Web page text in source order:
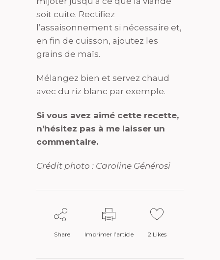
soit cuite. Rectifiez
l’assaisonnement si nécessaire et,
en fin de cuisson, ajoutez les
grains de maïs.
Mélangez bien et servez chaud
avec du riz blanc par exemple.
Si vous avez aimé cette recette,
n’hésitez pas à me laisser un
commentaire.
Crédit photo : Caroline Générosi
Share Imprimer l’article 2Likes